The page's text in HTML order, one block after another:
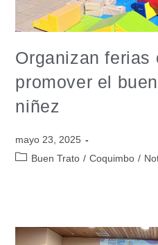
Organizan ferias
promover el
niñez
mayo 23, 2025
Buen Trato / Coquimbo /